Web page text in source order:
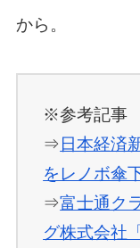
から。
※参考記事
⇒ 日本経済
をレノボ傘
⇒富士通ク
グ株式会社